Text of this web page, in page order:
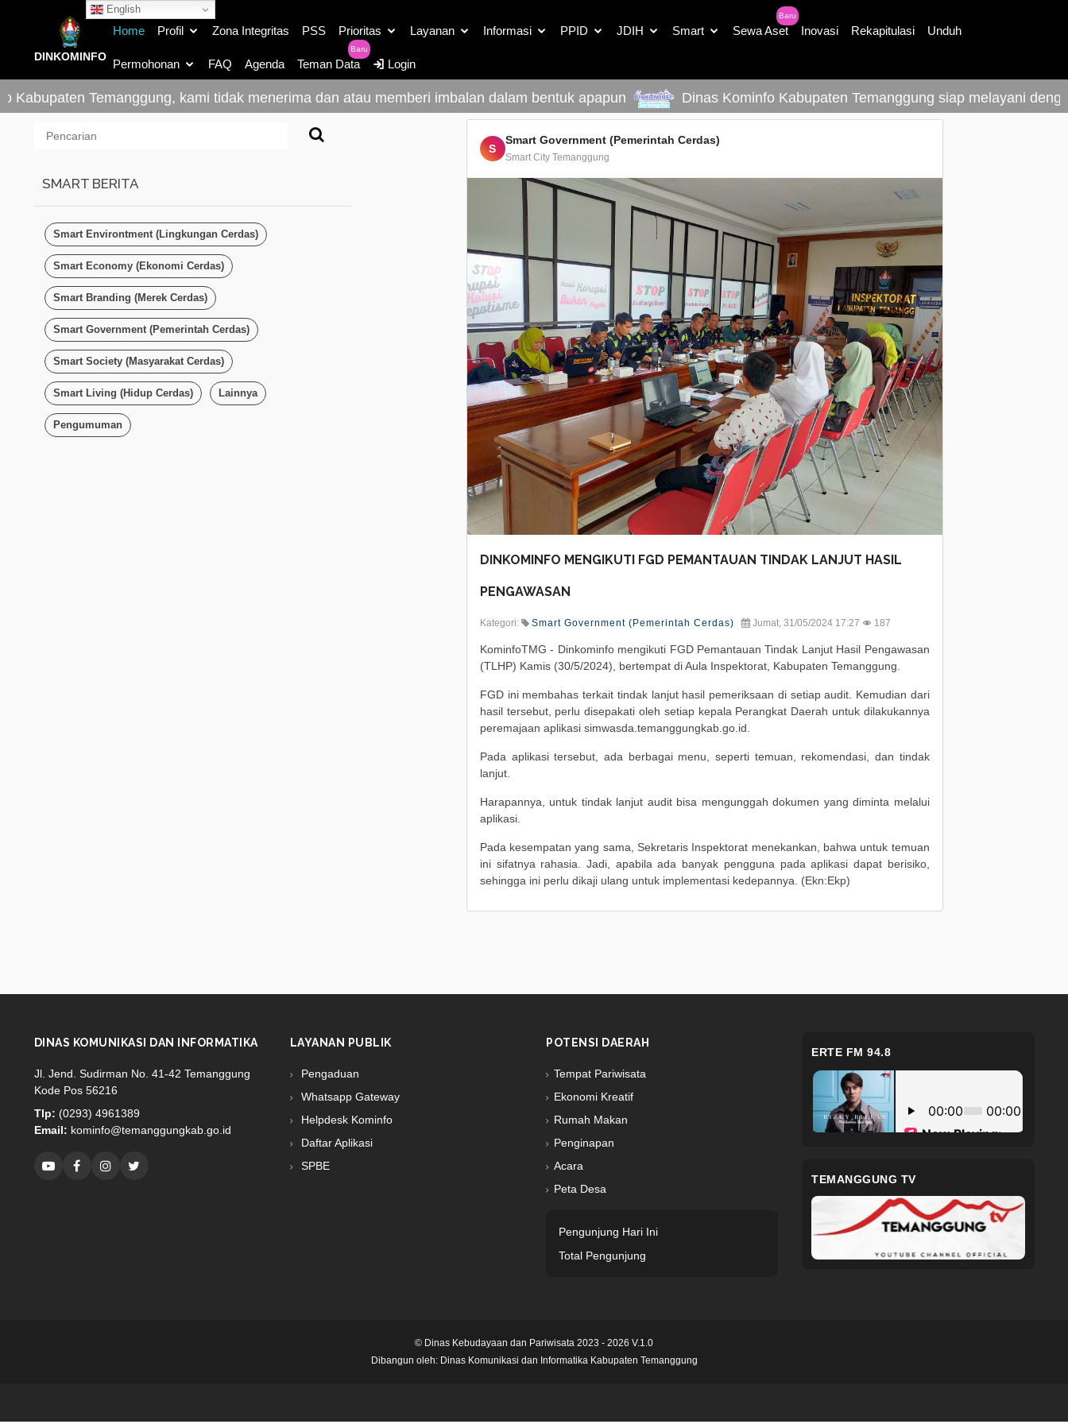
English
DINKOMINFO
Home Profil Zona Integritas PSS Prioritas Layanan Informasi PPID JDIH Smart Sewa Aset
Baru
Inovasi Rekapitulasi Unduh
Permohonan FAQ Agenda Teman Data
Baru
Login
Temanggung, kami tidak menerima dan atau memberi imbalan dalam bentuk apapun Dinas Kominfo Kabupaten Temanggung siap melayani dengan
SMART BERITA
Smart Environtment (Lingkungan Cerdas)
Smart Economy (Ekonomi Cerdas)
Smart Branding (Merek Cerdas)
Smart Government (Pemerintah Cerdas)
Smart Society (Masyarakat Cerdas)
Smart Living (Hidup Cerdas) Lainnya
Pengumuman
S
Smart Government (Pemerintah Cerdas)
Smart City Temanggung
DINKOMINFO MENGIKUTI FGD PEMANTAUAN TINDAK LANJUT HASIL
PENGAWASAN
Kategori: Smart Government (Pemerintah Cerdas) Jumat, 31/05/2024 17:27 187
KominfoTMG - Dinkominfo mengikuti FGD Pemantauan Tindak Lanjut Hasil Pengawasan
(TLHP) Kamis (30/5/2024), bertempat di Aula Inspektorat, Kabupaten Temanggung.
FGD ini membahas terkait tindak lanjut hasil pemeriksaan di setiap audit. Kemudian dari
hasil tersebut, perlu disepakati oleh setiap kepala Perangkat Daerah untuk dilakukannya
peremajaan aplikasi simwasda.temanggungkab.go.id.
Pada aplikasi tersebut, ada berbagai menu, seperti temuan, rekomendasi, dan tindak
lanjut.
Harapannya, untuk tindak lanjut audit bisa mengunggah dokumen yang diminta melalui
aplikasi.
Pada kesempatan yang sama, Sekretaris Inspektorat menekankan, bahwa untuk temuan
ini sifatnya rahasia. Jadi, apabila ada banyak pengguna pada aplikasi dapat berisiko,
sehingga ini perlu dikaji ulang untuk implementasi kedepannya. (Ekn:Ekp)
DINAS KOMUNIKASI DAN INFORMATIKA
Jl. Jend. Sudirman No. 41-42 Temanggung
Kode Pos 56216
Tlp: (0293) 4961389
Email: kominfo@temanggungkab.go.id
LAYANAN PUBLIK
Pengaduan
Whatsapp Gateway
Helpdesk Kominfo
Daftar Aplikasi
SPBE
POTENSI DAERAH
Tempat Pariwisata
Ekonomi Kreatif
Rumah Makan
Penginapan
Acara
Peta Desa
Pengunjung Hari Ini
Total Pengunjung
ERTE FM 94.8
TEMANGGUNG TV
© Dinas Kebudayaan dan Pariwisata 2023 - 2026 V.1.0
Dibangun oleh: Dinas Komunikasi dan Informatika Kabupaten Temanggung